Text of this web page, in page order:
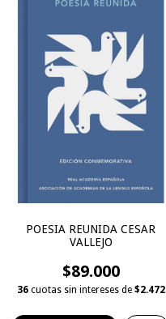
POESIA REUNIDA CESAR
VALLEJO
$89.000
36 cuotas sin intereses de $2.472